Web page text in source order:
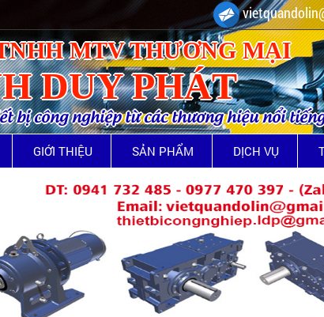
MTV THƯƠNG MẠI
DUY PHÁT
bị công nghiệp từ các thương hiệu nổi
GIỚI THIỆU SẢN PHẨM DỊCH VỤ